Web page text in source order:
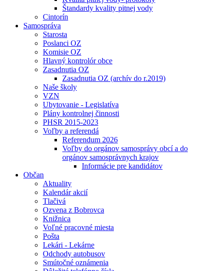
Štandardy kvality pitnej vody
Cintorín
Samospráva
Starosta
Poslanci OZ
Komisie OZ
Hlavný kontrolór obce
Zasadnutia OZ
Zasadnutia OZ (archív do r.2019)
Naše školy
VZN
Ubytovanie - Legislatíva
Plány kontrolnej činnosti
PHSR 2015-2023
Voľby a referendá
Referendum 2026
Voľby do orgánov samosprávy obcí a do
orgánov samosprávnych krajov
Informácie pre kandidátov
Občan
Aktuality
Kalendár akcií
Tlačivá
Ozvena z Bobrovca
Knižnica
Voľné pracovné miesta
Pošta
Lekári - Lekárne
Odchody autobusov
Smútočné oznámenia